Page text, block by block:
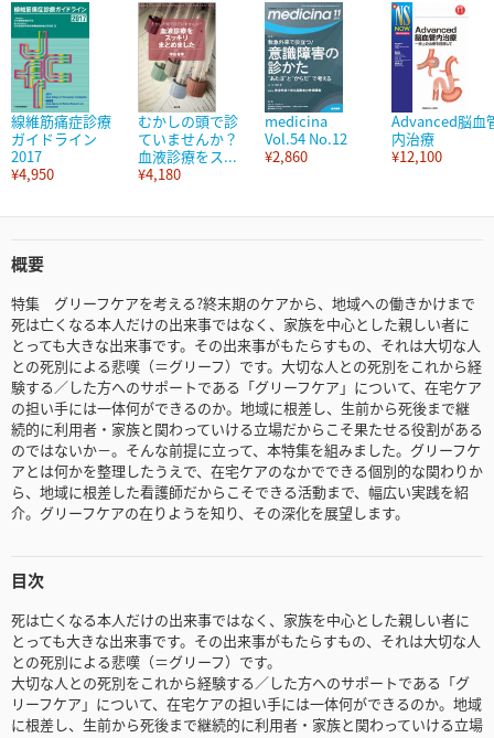
線維筋痛症診療
ガイドライン
2017
¥4,950
むかしの頭で診
ていませんか？
血液診療をス...
¥4,180
medicina
Vol.54 No.12
¥2,860
Advanced脳血
内治療
¥12,100
概要
特集 グリーフケアを考える?終末期のケアから、地域への働きかけまで
死は亡くなる本人だけの出来事ではなく、家族を中心とした親しい者に
とっても大きな出来事です。その出来事がもたらすもの、それは大切な人
との死別による悲嘆（＝グリーフ）です。大切な人との死別をこれから経
験する／した方へのサポートである「グリーフケア」について、在宅ケア
の担い手には一体何ができるのか。地域に根差し、生前から死後まで継
続的に利用者・家族と関わっていける立場だからこそ果たせる役割がある
のではないか－。そんな前提に立って、本特集を組みました。グリーフケ
アとは何かを整理したうえで、在宅ケアのなかでできる個別的な関わりか
ら、地域に根差した看護師だからこそできる活動まで、幅広い実践を紹
介。グリーフケアの在りようを知り、その深化を展望します。
目次
死は亡くなる本人だけの出来事ではなく、家族を中心とした親しい者に
とっても大きな出来事です。その出来事がもたらすもの、それは大切な人
との死別による悲嘆（＝グリーフ）です。
大切な人との死別をこれから経験する／した方へのサポートである「グ
リーフケア」について、在宅ケアの担い手には一体何ができるのか。地域
に根差し、生前から死後まで継続的に利用者・家族と関わっていける立場